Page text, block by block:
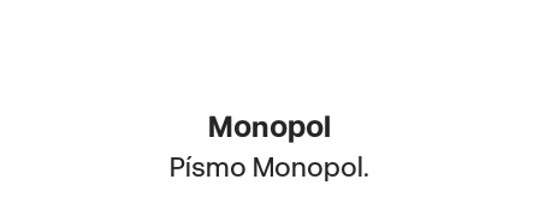
Monopol
Písmo Monopol.